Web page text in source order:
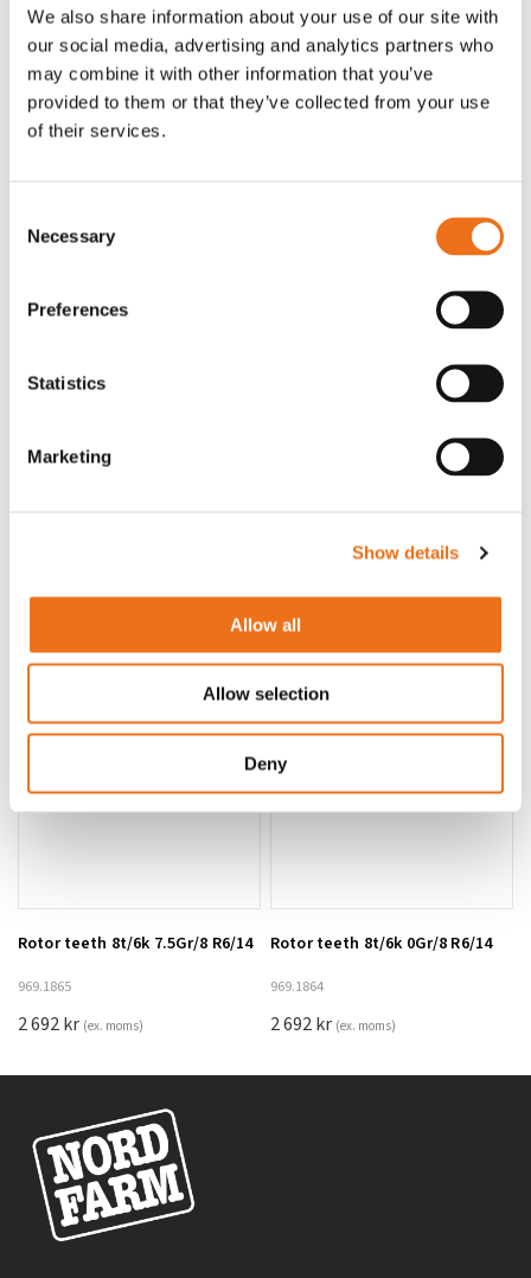
We also share information about your use of our site with
our social media, advertising and analytics partners who
may combine it with other information that you’ve
provided to them or that they’ve collected from your use
of their services.
Selection
Necessary
Preferences
Statistics
Marketing
Show details
Allow all
Allow selection
Deny
Relaterade
produkter
Lägg till i varukorg
Rotor teeth 8t/6k 7.5Gr/8 R6/14
969.1865
2 692kr (ex. moms)
Rotor teeth 8t/6k 0Gr/8 R6/14
969.1864
2 692kr (ex. moms)